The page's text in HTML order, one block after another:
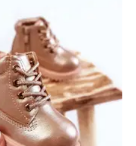
Suvarstomi
Eko oda
su ekologišku kailiuku
kailis
Be kulno
cm